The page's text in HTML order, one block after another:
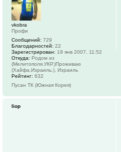
vkobra
Профи
Сообщений: 729
Благодарностей: 22
Зарегистрирован: 19 янв 2007, 11:52
Откуда: Родом из
(Мелитополя.УКР.)Проживаю
(Хайфа,Израиль.), Израиль
Рейтинг: 632
Пусан ТК (Южная Корея)
liop